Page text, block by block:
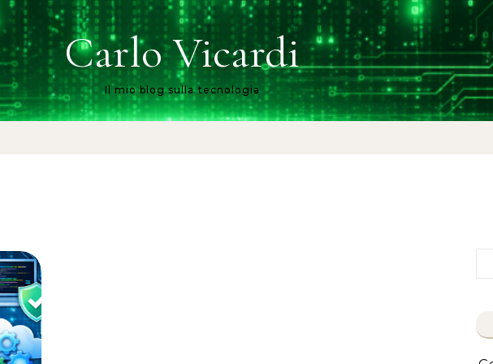
Carlo Vicardi
Il mio blog sulla tecnologia